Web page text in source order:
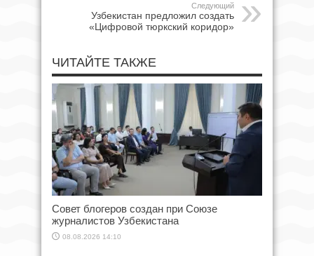
Следующий
Узбекистан предложил создать
«Цифровой тюркский коридор»
ЧИТАЙТЕ ТАКЖЕ
Совет блогеров создан при Союзе
журналистов Узбекистана
08.08.2026 14:10